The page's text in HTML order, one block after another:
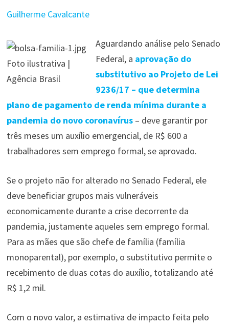
Guilherme Cavalcante
Foto ilustrativa |
Agência Brasil
Aguardando análise pelo Senado
Federal, a aprovação do
substitutivo ao Projeto de Lei
9236/17 – que determina
plano de pagamento de renda mínima durante a
pandemia do novo coronavírus– deve garantir por
três meses um auxílio emergencial, de R$ 600 a
trabalhadores sem emprego formal, se aprovado.
Se o projeto não for alterado no Senado Federal, ele
deve beneficiar grupos mais vulneráveis
economicamente durante a crise decorrente da
pandemia, justamente aqueles sem emprego formal.
Para as mães que são chefe de família (família
monoparental), por exemplo, o substitutivo permite o
recebimento de duas cotas do auxílio, totalizando até
R$ 1,2 mil.
Com o novo valor, a estimativa de impacto feita pelo